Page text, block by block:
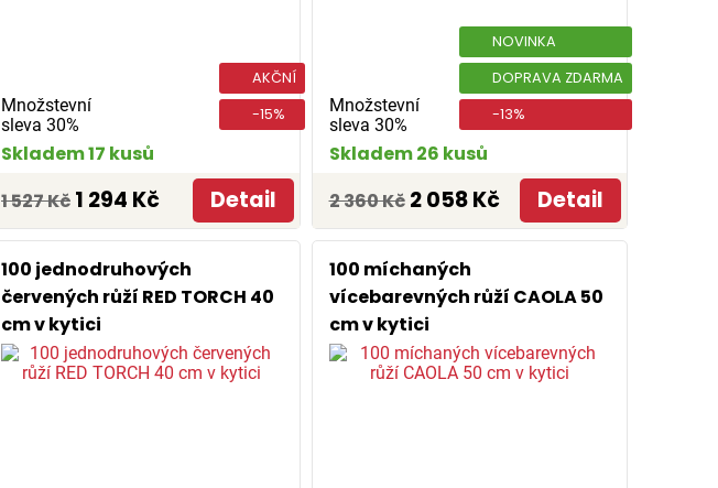
Množstevní
sleva 30%
AKČNÍ
-15%
Skladem 17 kusů
1 527 Kč 1 294 Kč Detail
Množstevní
sleva 30%
NOVINKA
DOPRAVA ZDARMA
-13%
Skladem 26 kusů
2 360 Kč 2 058 Kč Detail
100 jednodruhových
červených růží RED TORCH 40
cm v kytici
100 míchaných
vícebarevných růží CAOLA 50
cm v kytici